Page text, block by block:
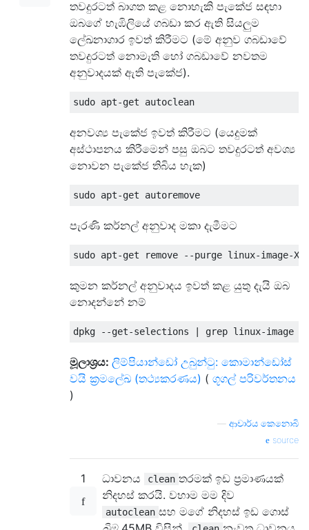
තවදුරටත් බාගත කළ නොහැකි පැකේජ සඳහා
ඔබගේ හැඹිලියේ ගබඩා කර ඇති සියලුම
ලේඛනාගාර ඉවත් කිරීමට (මේ අනුව ගබඩාවේ
තවදුරටත් නොමැති හෝ ගබඩාවේ නවතම
අනුවාදයක් ඇති පැකේජ).
අනවශ්‍ය පැකේජ ඉවත් කිරීමට (යෙදුමක්
අස්ථාපනය කිරීමෙන් පසු ඔබට තවදුරටත් අවශ්‍ය
නොවන පැකේජ තිබිය හැක)
පැරණි කර්නල් අනුවාද මකා දැමීමට
කුමන කර්නල් අනුවාදය ඉවත් කළ යුතු දැයි ඔබ
නොදන්නේ නම්
මූලාශ්‍රය: ලිම්පියාන්ඩෝ උබුන්ටු: කොමාන්ඩෝස්
වයි ක්‍රමලේඛ (තථ්‍යකරණය) ( ගූගල් පරිවර්තනය
)
ආචාර්ය කෙනොබි
source
1 ධාවනය clean තරමක් ඉඩ ප්‍රමාණයක්
නිදහස් කරයි. වහාම මම දිව
autoclean සහ මගේ නිදහස් ඉඩ ගොස්